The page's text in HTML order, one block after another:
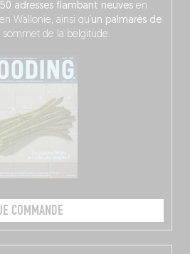
adresses flambant neuvesen
Wallonie, ainsi qu’ un palmarès de
sommet de la belgitude.
COMMANDE